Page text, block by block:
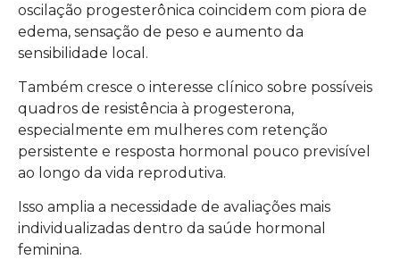
oscilação progesterônica coincidem com piora de
edema, sensação de peso e aumento da
sensibilidade local.
Também cresce o interesse clínico sobre possíveis
quadros de resistência à progesterona,
especialmente em mulheres com retenção
persistente e resposta hormonal pouco previsível
ao longo da vida reprodutiva.
Isso amplia a necessidade de avaliações mais
individualizadas dentro da saúde hormonal
feminina.